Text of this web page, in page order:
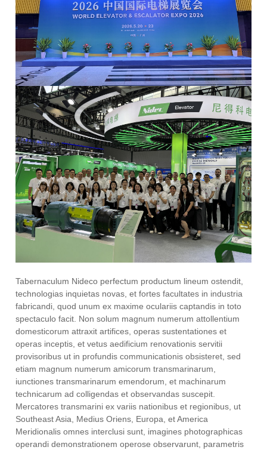
Tabernaculum Nideco perfectum productum lineum ostendit,
technologias inquietas novas, et fortes facultates in industria
fabricandi, quod unum ex maxime oculariis captandis in toto
spectaculo facit. Non solum magnum numerum attollentium
domesticorum attraxit artifices, operas sustentationes et
operas inceptis, et vetus aedificium renovationis servitii
provisoribus ut in profundis communicationis obsisteret, sed
etiam magnum numerum amicorum transmarinarum,
iunctiones transmarinarum emendorum, et machinarum
technicarum ad colligendas et observandas suscepit.
Mercatores transmarini ex variis nationibus et regionibus, ut
Southeast Asia, Medius Oriens, Europa, et America
Meridionalis omnes interclusi sunt, imagines photographicas
operandi demonstrationem operose observarunt, parametris